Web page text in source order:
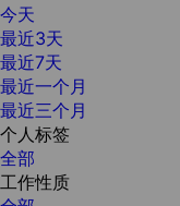
今天
最近3天
最近7天
最近一个月
最近三个月
个人标签
全部
工作性质